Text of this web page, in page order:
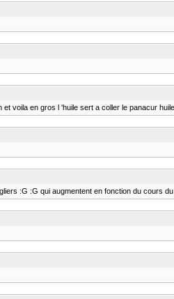
voila en gros l 'huile sert a coller le panacur
:G :G qui augmentent en fonction du cours du